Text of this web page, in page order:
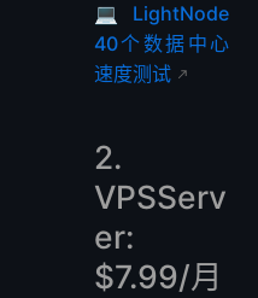
💻 LightNode
40个数据中心
速度测试
2.
VPSServ
er:
$7.99/月